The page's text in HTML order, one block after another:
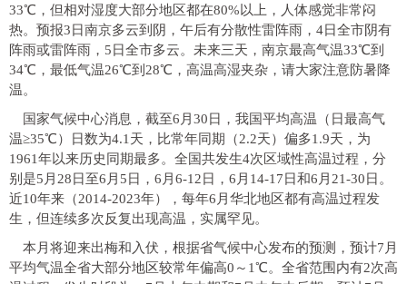
33℃，但相对湿度大部分地区都在80%以上，人体感觉非常闷
热。预报3日南京多云到阴，午后有分散性雷阵雨，4日全市阴有
阵雨或雷阵雨，5日全市多云。未来三天，南京最高气温33℃到
34℃，最低气温26℃到28℃，高温高湿夹杂，请大家注意防暑降
温。
国家气候中心消息，截至6月30日，我国平均高温（日最高气
温≥35℃）日数为4.1天，比常年同期（2.2天）偏多1.9天，为
1961年以来历史同期最多。全国共发生4次区域性高温过程，分
别是5月28日至6月5日，6月6-12日，6月14-17日和6月21-30日。
近10年来（2014-2023年），每年6月华北地区都有高温过程发
生，但连续多次反复出现高温，实属罕见。
本月将迎来出梅和入伏，根据省气候中心发布的预测，预计7月
平均气温全省大部分地区较常年偏高0～1℃。全省范围内有2次高